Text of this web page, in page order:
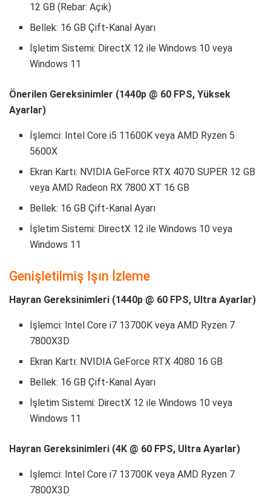
12 GB (Rebar: Açık)
Bellek: 16 GB Çift-Kanal Ayarı
İşletim Sistemi: DirectX 12 ile Windows 10 veya
Windows 11
Önerilen Gereksinimler (1440p @ 60 FPS, Yüksek
Ayarlar)
İşlemci: Intel Core i5 11600K veya AMD Ryzen 5
5600X
Ekran Kartı: NVIDIA GeForce RTX 4070 SUPER 12 GB
veya AMD Radeon RX 7800 XT 16 GB
Bellek: 16 GB Çift-Kanal Ayarı
İşletim Sistemi: DirectX 12 ile Windows 10 veya
Windows 11
Genişletilmiş Işın İzleme
Hayran Gereksinimleri (1440p @ 60 FPS, Ultra Ayarlar)
İşlemci: Intel Core i7 13700K veya AMD Ryzen 7
7800X3D
Ekran Kartı: NVIDIA GeForce RTX 4080 16 GB
Bellek: 16 GB Çift-Kanal Ayarı
İşletim Sistemi: DirectX 12 ile Windows 10 veya
Windows 11
Hayran Gereksinimleri (4K @ 60 FPS, Ultra Ayarlar)
İşlemci: Intel Core i7 13700K veya AMD Ryzen 7
7800X3D